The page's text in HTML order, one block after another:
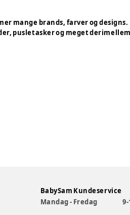
mange brands, farver og
pusletasker og meget
BabySam Kundeservice
Mandag - Fredag